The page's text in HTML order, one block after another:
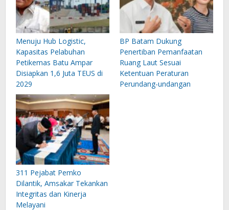
Menuju Hub Logistic,
Kapasitas Pelabuhan
Petikemas Batu Ampar
Disiapkan 1,6 Juta TEUS di
2029
BP Batam Dukung
Penertiban Pemanfaatan
Ruang Laut Sesuai
Ketentuan Peraturan
Perundang-undangan
311 Pejabat Pemko
Dilantik, Amsakar Tekankan
Integritas dan Kinerja
Melayani